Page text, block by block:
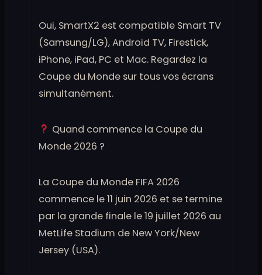
Oui, SmartX2 est compatible Smart TV
(Samsung/LG), Android TV, Firestick,
iPhone, iPad, PC et Mac. Regardez la
Coupe du Monde sur tous vos écrans
simultanément.
Quand commence la Coupe du
Monde 2026 ?
La Coupe du Monde FIFA 2026
commence le 11 juin 2026 et se termine
par la grande finale le 19 juillet 2026 au
MetLife Stadium de New York/New
Jersey (USA).